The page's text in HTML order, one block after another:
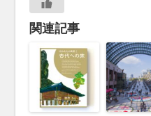
関連記事